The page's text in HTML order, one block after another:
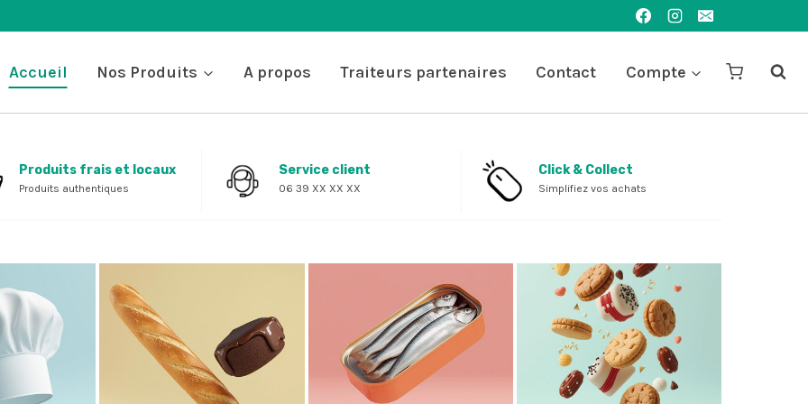
Accueil Nos Produits A propos Traiteurs partenaires Contact Compte
Produits frais et locaux
Produits authentiques
Service client
06 39 XX XX XX
Click & Collect
Simplifiez vos achats